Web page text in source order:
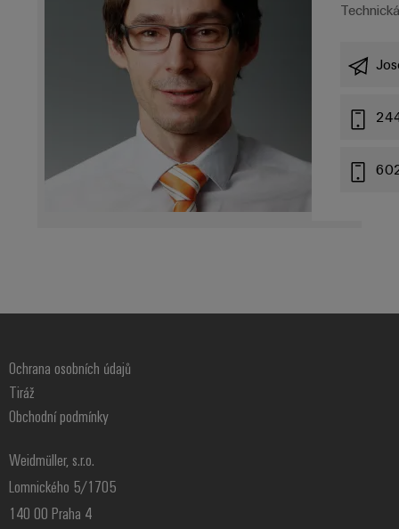
Ochrana osobních údajů
Tiráž
Obchodní podmínky
Weidmüller, s.r.o.
Lomnického 5/1705
140 00 Praha 4